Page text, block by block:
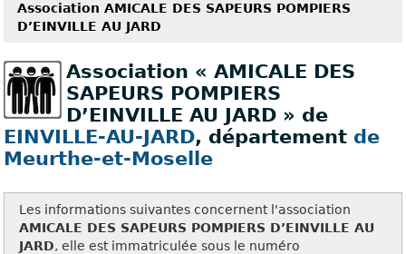
Association AMICALE DES SAPEURS POMPIERS
D’EINVILLE AU JARD
Association « AMICALE DES
SAPEURS POMPIERS
D’EINVILLE AU JARD » de
EINVILLE-AU-JARD, département de
Meurthe-et-Moselle
Les informations suivantes concernent l'association
AMICALE DES SAPEURS POMPIERS D’EINVILLE AU
JARD, elle est immatriculée sous le numéro